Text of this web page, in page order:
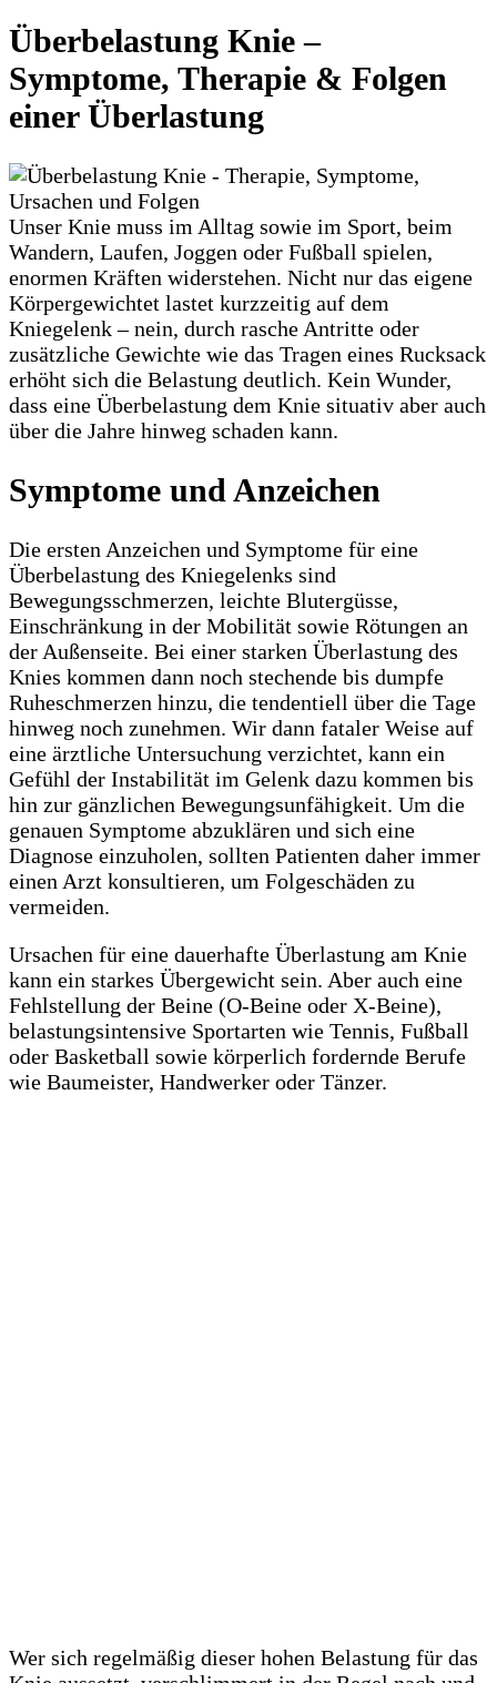
Überbelastung Knie –
Symptome, Therapie & Folgen
einer Überlastung
Unser Knie muss im Alltag sowie im Sport, beim
Wandern, Laufen, Joggen oder Fußball spielen,
enormen Kräften widerstehen. Nicht nur das eigene
Körpergewichtet lastet kurzzeitig auf dem
Kniegelenk – nein, durch rasche Antritte oder
zusätzliche Gewichte wie das Tragen eines Rucksack
erhöht sich die Belastung deutlich. Kein Wunder,
dass eine Überbelastung dem Knie situativ aber auch
über die Jahre hinweg schaden kann.
Symptome und Anzeichen
Die ersten Anzeichen und Symptome für eine
Überbelastung des Kniegelenks sind
Bewegungsschmerzen, leichte Blutergüsse,
Einschränkung in der Mobilität sowie Rötungen an
der Außenseite. Bei einer starken Überlastung des
Knies kommen dann noch stechende bis dumpfe
Ruheschmerzen hinzu, die tendentiell über die Tage
hinweg noch zunehmen. Wir dann fataler Weise auf
eine ärztliche Untersuchung verzichtet, kann ein
Gefühl der Instabilität im Gelenk dazu kommen bis
hin zur gänzlichen Bewegungsunfähigkeit. Um die
genauen Symptome abzuklären und sich eine
Diagnose einzuholen, sollten Patienten daher immer
einen Arzt konsultieren, um Folgeschäden zu
vermeiden.
Ursachen für eine dauerhafte Überlastung am Knie
kann ein starkes Übergewicht sein. Aber auch eine
Fehlstellung der Beine (O-Beine oder X-Beine),
belastungsintensive Sportarten wie Tennis, Fußball
oder Basketball sowie körperlich fordernde Berufe
wie Baumeister, Handwerker oder Tänzer.
Wer sich regelmäßig dieser hohen Belastung für das